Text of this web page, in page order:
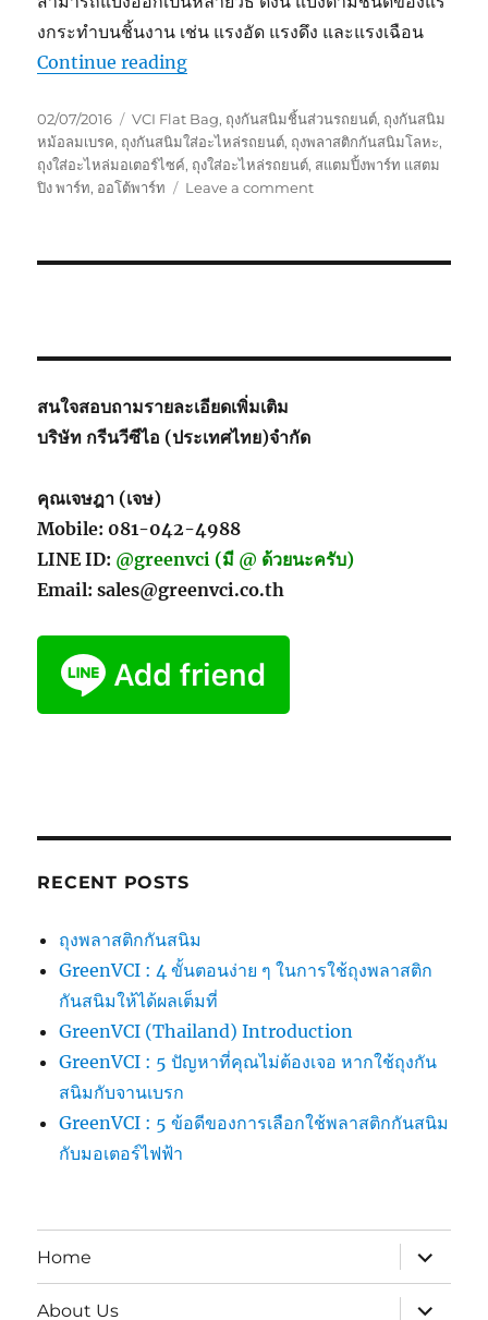
งกระทําบนชิ้นงาน เช่น แรงอัด แรงดึง และแรงเฉือน
Continue reading“VCi Bag for Metal Stamping
Posted
on
02/07/2016 Tags
VCI Flat Bag, ถุงกันสนิมชิ้นส่วนรถยนต์, ถุงกันสนิม
หม้อลมเบรค, ถุงกันสนิมใส่อะไหล่รถยนต์, ถุงพลาสติกกันสนิมโลหะ,
ถุงใส่อะไหล่มอเตอร์ไซค์, ถุงใส่อะไหล่รถยนต์, สแตมปิ้งพาร์ท แสตม
ปิง พาร์ท, ออโต้พาร์ท Leave a commenton
สนใจสอบถามรายละเอียดเพิ่มเติม
บริษัท กรีนวีซีไอ (ประเทศไทย)จำกัด
คุณเจษฎา (เจษ)
Mobile: 081-042-4988
LINE ID: @greenvci (มี @ ด้วยนะครับ)
Email: sales@greenvci.co.th
RECENT POSTS
ถุงพลาสติกกันสนิม
GreenVCI : 4 ขั้นตอนง่าย ๆ ในการใช้ถุงพลาสติก
กันสนิมให้ได้ผลเต็มที่
GreenVCI (Thailand) Introduction
GreenVCI : 5 ปัญหาที่คุณไม่ต้องเจอ หากใช้ถุงกัน
สนิมกับจานเบรก
GreenVCI : 5 ข้อดีของการเลือกใช้พลาสติกกันสนิม
กับมอเตอร์ไฟฟ้า
Home
expand
child
menu
About Us
expand